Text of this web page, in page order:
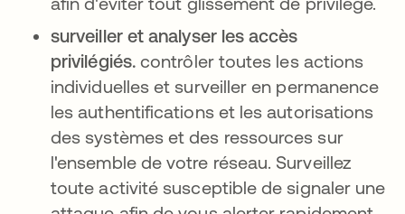
surveiller et analyser les accès
privilégiés.contrôler toutes les actions
individuelles et surveiller en permanence
les authentifications et les autorisations
des systèmes et des ressources sur
l'ensemble de votre réseau. Surveillez
toute activité susceptible de signaler une